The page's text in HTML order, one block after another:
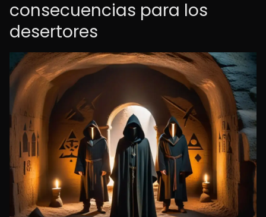
consecuencias para los
desertores